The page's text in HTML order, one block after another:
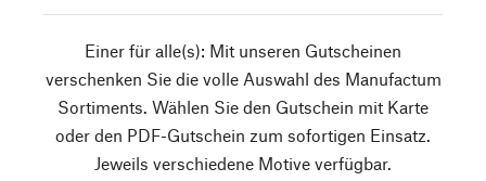
Einer für alle(s): Mit unseren Gutscheinen
verschenken Sie die volle Auswahl des Manufactum
Sortiments. Wählen Sie den Gutschein mit Karte
oder den PDF-Gutschein zum sofortigen Einsatz.
Jeweils verschiedene Motive verfügbar.